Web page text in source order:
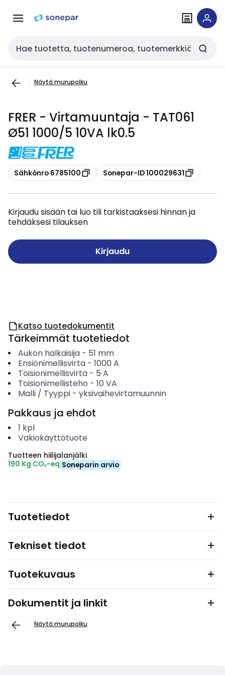
navigointiinsisältöön
Haku
Näytä murupolku
FRER - Virtamuuntaja - TAT061
Ø51 1000/5 10VA lk0.5
Kopioi
Sähkönro 6785100 Kopioi
Sonepar-ID 100029631
Kirjaudu sisään tai luo tili tarkistaaksesi hinnan ja
tehdäksesi tilauksen
Kirjaudu
Katso tuotedokumentit
Tärkeimmät tuotetiedot
Aukon halkaisija- 51 mm
Ensiönimellisvirta- 1000 A
Toisionimellisvirta- 5 A
Toisionimellisteho - 10 VA
Malli / Tyyppi- yksivaihevirtamuunnin
Pakkaus ja ehdot
1 kpl
Vakiokäyttötuote
Tuotteen hiilijalanjälki
190 Kg CO₂-eq Soneparin arvio
Tuotetiedot
Tekniset tiedot
Tuotekuvaus
Dokumentit ja linkit
Näytä murupolku